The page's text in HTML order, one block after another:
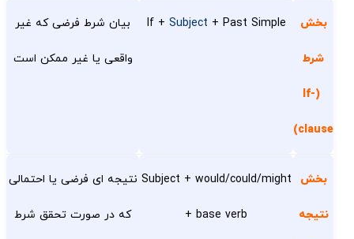
بخش
شرط
(If-
clause)
If + Subject + Past Simple بیان شرط فرضی که غیر
واقعی یا غیر ممکن است
بخش
نتیجه
Subject + would/could/might
+ base verb
نتیجه ای فرضی یا احتمالی
که در صورت تحقق شرط